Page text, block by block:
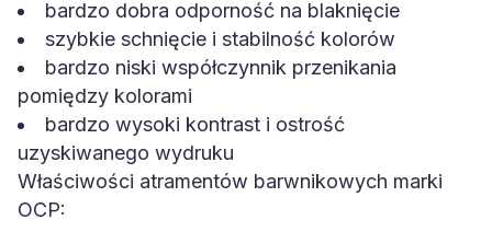
bardzo dobra odporność na blaknięcie
szybkie schnięcie i stabilność kolorów
bardzo niski współczynnik przenikania
pomiędzy kolorami
bardzo wysoki kontrast i ostrość
uzyskiwanego wydruku
Właściwości atramentów barwnikowych marki
OCP: